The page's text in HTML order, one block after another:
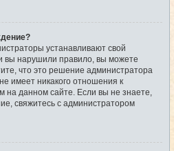
устанавливают свой
вы нарушили правило, вы можете
что это решение администратора
имеет никакого отношения к
данном сайте. Если вы не знаете,
свяжитесь с администратором